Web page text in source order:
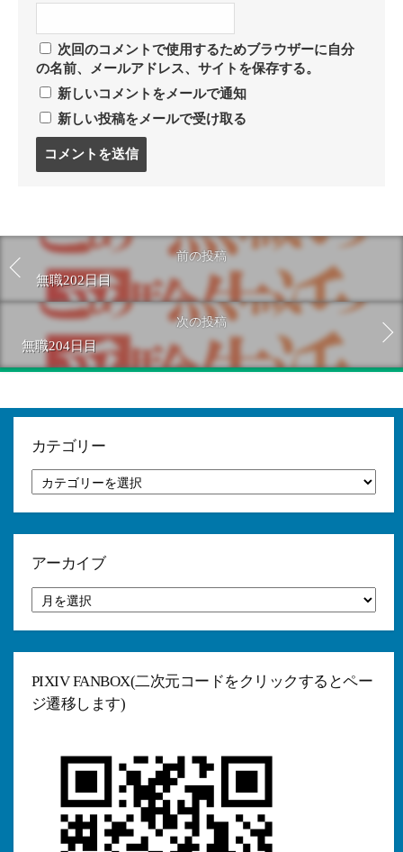
次回のコメントで使用するためブラウザーに自分
の名前、メールアドレス、サイトを保存する。
新しいコメントをメールで通知
新しい投稿をメールで受け取る
る
前の投稿
無職202日目
次の投稿
無職204日目
カテゴリー
テ
ゴ
アーカイブ
ー
カ
PIXIV FANBOX(二次元コードをクリックするとペー
ジ遷移します)